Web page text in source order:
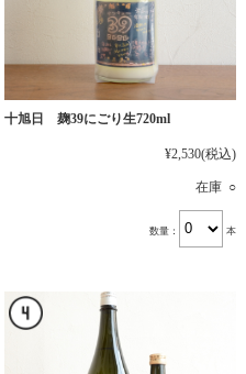
十旭日 麹39にごり生720ml
¥2,530(税込)
在庫 ○
数量： 本